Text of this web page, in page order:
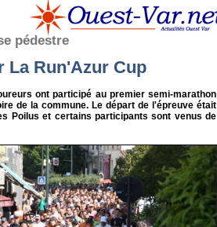
pédestre
La Run'Azur Cup
ont participé au premier semi-marathon
de la commune. Le départ de l'épreuve était
Poilus et certains participants sont venus de